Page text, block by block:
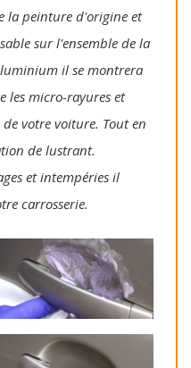
la peinture d'origine et
sur l'ensemble de la
il se montrera
les micro-rayures et
votre voiture. Tout en
de lustrant.
et intempéries il
carrosserie.